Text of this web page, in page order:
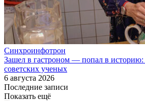
Синхроинфотрон
Зашел в гастроном — попал в историю:
советских ученых
6 августа 2026
Последние записи
Показать ещё